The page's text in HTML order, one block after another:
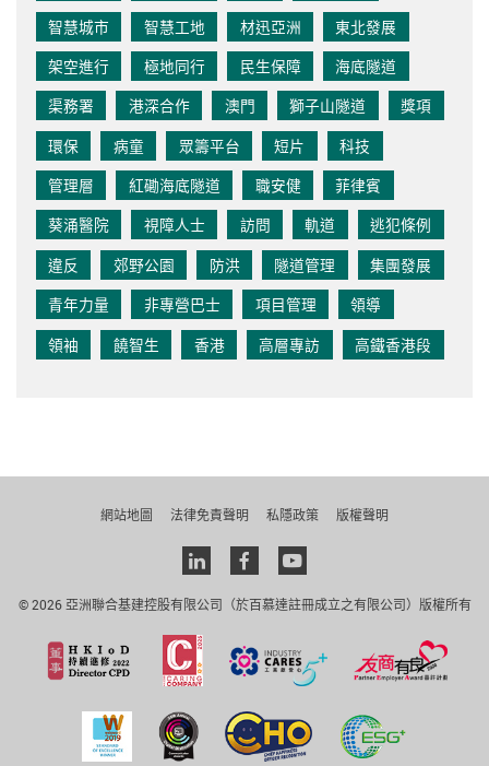
智慧城市
智慧工地 材迅亞洲
東北發展
架空進行
極地同行 民生保障
海底隧道
渠務署
港深合作 澳門 獅子山隧道
獎項
環保
病童 眾籌平台 短片
科技
管理層
紅磡海底隧道 職安健
菲律賓
葵涌醫院
視障人士 訪問 軌道
逃犯條例
違反
郊野公園 防洪 隧道管理
集團發展
青年力量
非專營巴士 項目管理
領導
領袖
饒智生 香港 高層專訪 高鐵香港段
網站地圖 法律免責聲明 私隱政策 版權聲明
Linkedinfacebookyoutube
© 2026 亞洲聯合基建控股有限公司（於百慕達註冊成立之有限公司）版權所有